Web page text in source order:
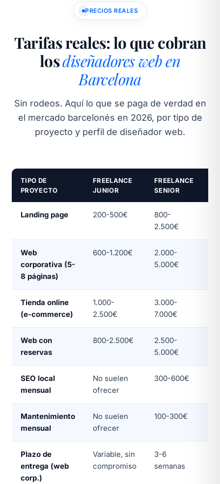
PRECIOS REALES
Tarifas reales: lo que cobran
losdiseñadores web en
Barcelona
Sin rodeos. Aquí lo que se paga de verdad en
el mercado barcelonés en 2026, por tipo de
proyecto y perfil de diseñador web.
TIPO DE
PROYECTO
FREELANCE
JUNIOR
FREELANCE
SENIOR
Landing page 200-500€
800-
2.500€
Web
corporativa (5-
8 páginas)
600-1.200€
2.000-
5.000€
Tienda online
(e-commerce)
1.000-
2.500€
3.000-
7.000€
Web con
reservas
800-2.500€
2.500-
5.000€
SEO local
mensual
No suelen
ofrecer
300-600€
Mantenimiento
mensual
No suelen
ofrecer
100-300€
Plazo de
entrega (web
corp.)
Variable, sin
compromiso
3-6
semanas